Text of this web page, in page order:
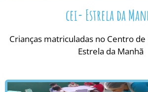
cei- Estrela da
Crianças matriculadas no Centro de
Estrela da Manhã